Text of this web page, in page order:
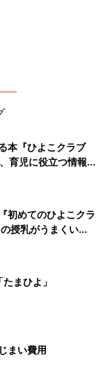
本『ひよこクラブ
育児に役立つ情報が
初めてのひよこクラ
授乳がうまくい
のトラブル 解決テ
まひよ」
まい費用